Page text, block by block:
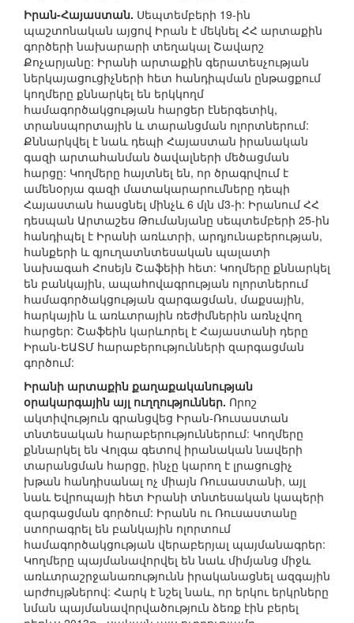
Իրան-Հայաստան. Սեպտեմբերի 19-ին
պաշտոնական այցով Իրան է մեկնել ՀՀ արտաքին
գործերի նախարարի տեղակալ Շավարշ
Քոչարյանը: Իրանի արտաքին գերատեսչության
ներկայացուցիչների հետ հանդիպման ընթացքում
կողմերը քննարկել են երկկողմ
համագործակցության հարցեր էներգետիկ,
տրանսպորտային և տարանցման ոլորտներում:
Քննարկվել է նաև դեպի Հայաստան իրանական
գազի արտահանման ծավալների մեծացման
հարցը: Կողմերը հայտնել են, որ ծրագրվում է
ամենօրյա գազի մատակարարումները դեպի
Հայաստան հասցնել մինչև 6 մլն մ3-ի: Իրանում ՀՀ
դեսպան Արտաշես Թումանյանը սեպտեմբերի 25-ին
հանդիպել է Իրանի առևտրի, արդյունաբերության,
հանքերի և գյուղատնտեսական պալատի
նախագահ Հոսեյն Շաֆեիի հետ: Կողմերը քննարկել
են բանկային, ապահովագրության ոլորտներում
համագործակցության զարգացման, մաքսային,
հարկային և առևտրային ռեժիմներին առնչվող
հարցեր: Շաֆեին կարևորել է Հայաստանի դերը
Իրան-ԵԱՏՄ հարաբերությունների զարգացման
գործում:
Իրանի արտաքին քաղաքականության
օրակարգային այլ ուղղություններ. Որոշ
ակտիվություն գրանցվեց Իրան-Ռուսաստան
տնտեսական հարաբերություններում: Կողմերը
քննարկել են Վոլգա գետով իրանական նավերի
տարանցման հարցը, ինչը կարող է լրացուցիչ
խթան հանդիսանալ ոչ միայն Ռուսաստանի, այլ
նաև Եվրոպայի հետ Իրանի տնտեսական կապերի
զարգացման գործում: Իրանն ու Ռուսաստանը
ստորագրել են բանկային ոլորտում
համագործակցության վերաբերյալ պայմանագրեր:
Կողմերը պայմանավորվել են նաև միմյանց միջև
առևտրաշրջանառությունն իրականացնել ազգային
արժույթներով: Հարկ է նշել նաև, որ երկու երկրները
նման պայմանավորվածություն ձեռք էին բերել